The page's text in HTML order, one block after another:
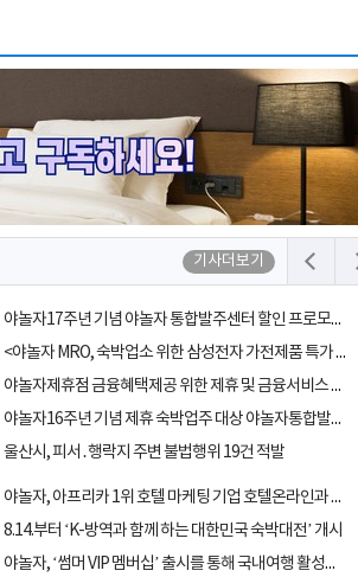
기사더보기
야놀자17주년 기념 야놀자 통합발주센터 할인 프로모션 진행
<야놀자 MRO, 숙박업소 위한 삼성전자 가전제품 특가 개시>
야놀자제휴점 금융혜택제공 위한 제휴 및 금융서비스 게시
야놀자16주년 기념 제휴 숙박업주 대상 야놀자통합발주센터 할인쿠폰 증정
울산시, 피서․행락지 주변 불법행위 19건 적발
야놀자, 아프리카 1위 호텔 마케팅 기업 호텔온라인과 전략적 파트너십 체결
8.14.부터 ‘K-방역과 함께 하는 대한민국 숙박대전’ 개시
야놀자, ‘썸머 VIP 멤버십’ 출시를 통해 국내여행 활성화에 박차